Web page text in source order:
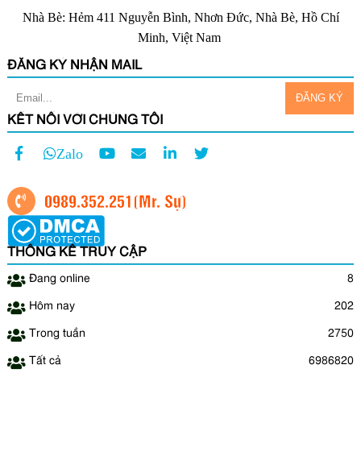
Nhà Bè: Hẻm 411 Nguyễn Bình, Nhơn Đức, Nhà Bè, Hồ Chí
Minh, Việt Nam
ĐĂNG KÝ NHẬN MAIL
KẾT NỐI VỚI CHÚNG TÔI
Zalo
0989.352.251(Mr. Sự)
THỐNG KÊ TRUY CẬP
Đang online 8
Hôm nay 202
Trong tuần 2750
Tất cả 6986820